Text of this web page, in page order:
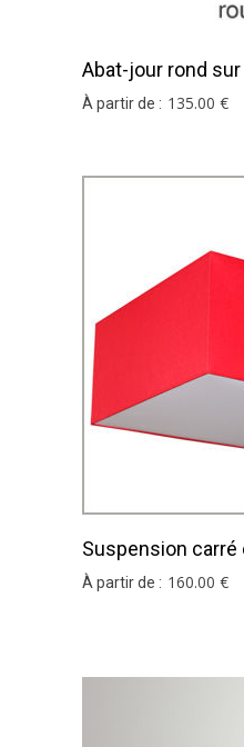
Abat-jour rond
rouge pvc or
À partir de : 135.00 €
Suspension carré
À partir de : 160.00 €